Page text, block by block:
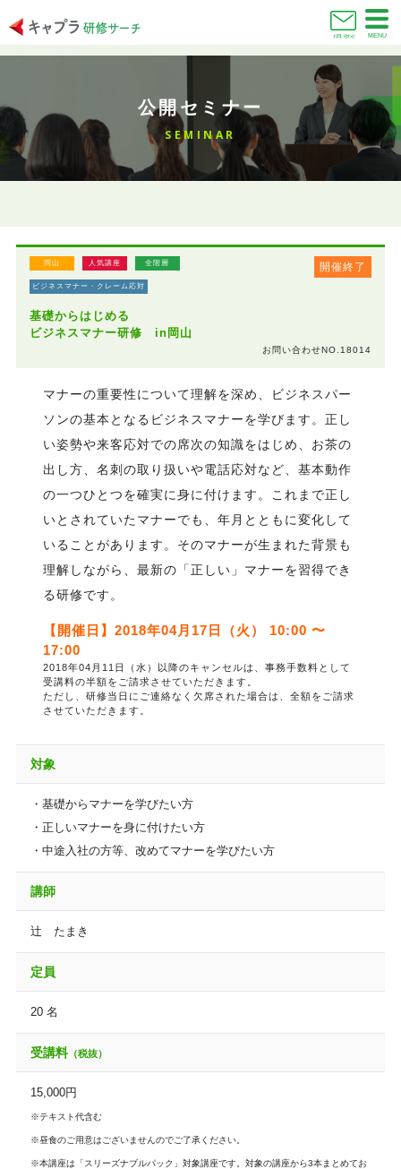
お問い合わせ MENU
公開セミナー
SEMINAR
開催終了
岡山 人気講座 全階層
ビジネスマナー・クレーム応対
基礎からはじめる
ビジネスマナー研修 in岡山
お問い合わせNO.18014
マナーの重要性について理解を深め、ビジネスパー
ソンの基本となるビジネスマナーを学びます。正し
い姿勢や来客応対での席次の知識をはじめ、お茶の
出し方、名刺の取り扱いや電話応対など、基本動作
の一つひとつを確実に身に付けます。これまで正し
いとされていたマナーでも、年月とともに変化して
いることがあります。そのマナーが生まれた背景も
理解しながら、最新の「正しい」マナーを習得でき
る研修です。
【開催日】2018年04月17日（火） 10:00 〜
17:00
2018年04月11日（水）以降のキャンセルは、事務手数料として
受講料の半額をご請求させていただきます。
ただし、研修当日にご連絡なく欠席された場合は、全額をご請求
させていただきます。
対象
・基礎からマナーを学びたい方
・正しいマナーを身に付けたい方
・中途入社の方等、改めてマナーを学びたい方
講師
辻 たまき
定員
20 名
受講料（税抜）
15,000円
※テキスト代含む
※昼食のご用意はございませんのでご了承ください。
※本講座は「スリーズナブルパック」対象講座です。対象の講座から3本まとめてお